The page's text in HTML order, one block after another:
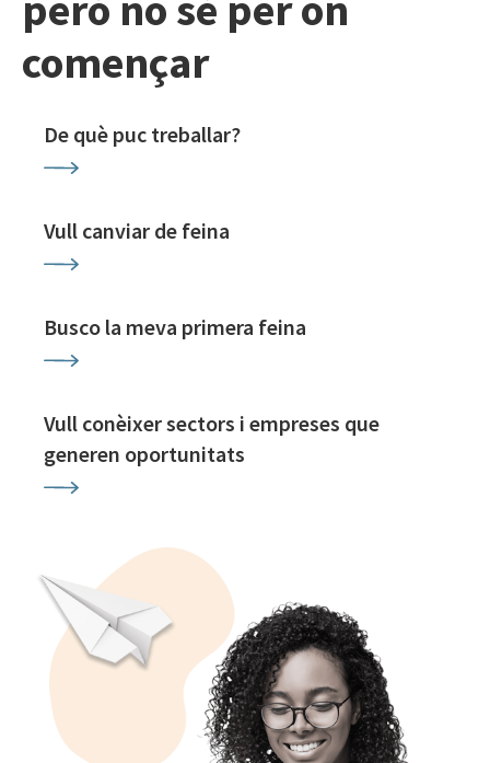
començar
De què puc treballar?
Vull canviar de feina
Busco la meva primera feina
Vull conèixer sectors i empreses que
generen oportunitats